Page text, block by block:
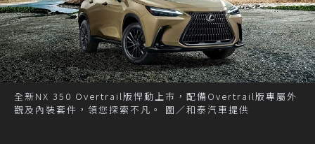
全新NX 350 Overtrail版悍動上市，配備Overtrail版專屬外
觀及內裝套件，領您探索不凡。 圖／和泰汽車提供